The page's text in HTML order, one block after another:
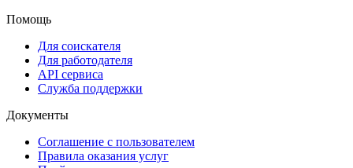
Помощь
Для соискателя
Для работодателя
API сервиса
Служба поддержки
Документы
Соглашение с пользователем
Правила оказания услуг